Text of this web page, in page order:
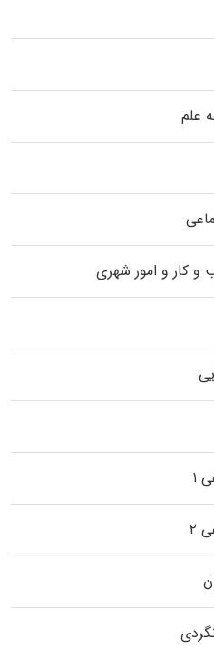
علم
کار و امور شهری
۱
۲